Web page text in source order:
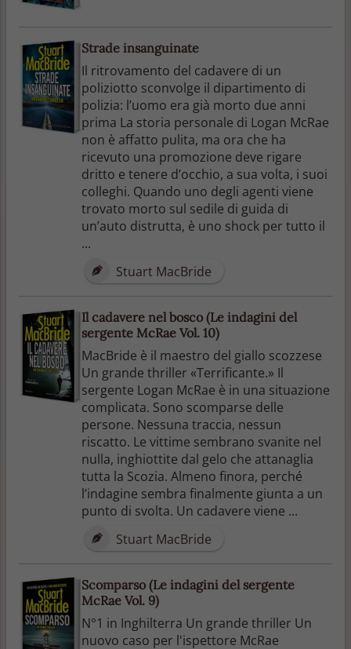
Strade insanguinate
Il ritrovamento del cadavere di un
poliziotto sconvolge il dipartimento di
polizia: l’uomo era già morto due anni
prima La storia personale di Logan McRae
non è affatto pulita, ma ora che ha
ricevuto una promozione deve rigare
dritto e tenere d’occhio, a sua volta, i suoi
colleghi. Quando uno degli agenti viene
trovato morto sul sedile di guida di
un’auto distrutta, è uno shock per tutto il
...
Stuart MacBride
Il cadavere nel bosco (Le indagini del
sergente McRae Vol. 10)
MacBride è il maestro del giallo scozzese
Un grande thriller «Terrificante.» Il
sergente Logan McRae è in una situazione
complicata. Sono scomparse delle
persone. Nessuna traccia, nessun
riscatto. Le vittime sembrano svanite nel
nulla, inghiottite dal gelo che attanaglia
tutta la Scozia. Almeno finora, perché
l’indagine sembra finalmente giunta a un
punto di svolta. Un cadavere viene ...
Stuart MacBride
Scomparso (Le indagini del sergente
McRae Vol. 9)
N°1 in Inghilterra Un grande thriller Un
nuovo caso per l'ispettore McRae